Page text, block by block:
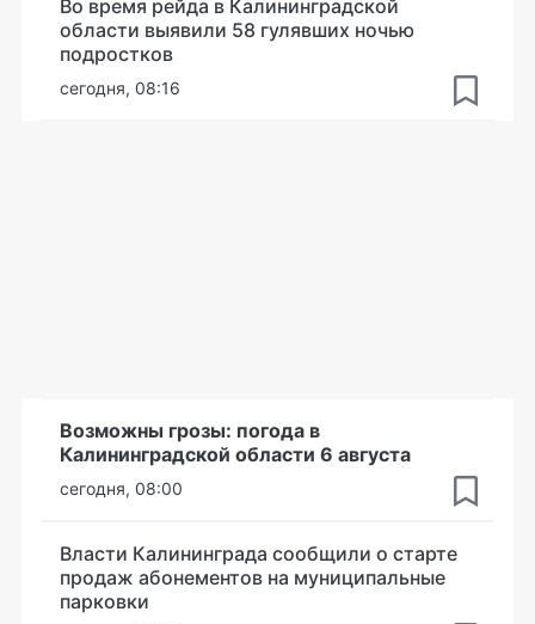
Во время рейда в Калининградской
области выявили 58 гулявших ночью
подростков
сегодня, 08:16
Возможны грозы: погода в
Калининградской области 6 августа
сегодня, 08:00
Власти Калининграда сообщили о старте
продаж абонементов на муниципальные
парковки